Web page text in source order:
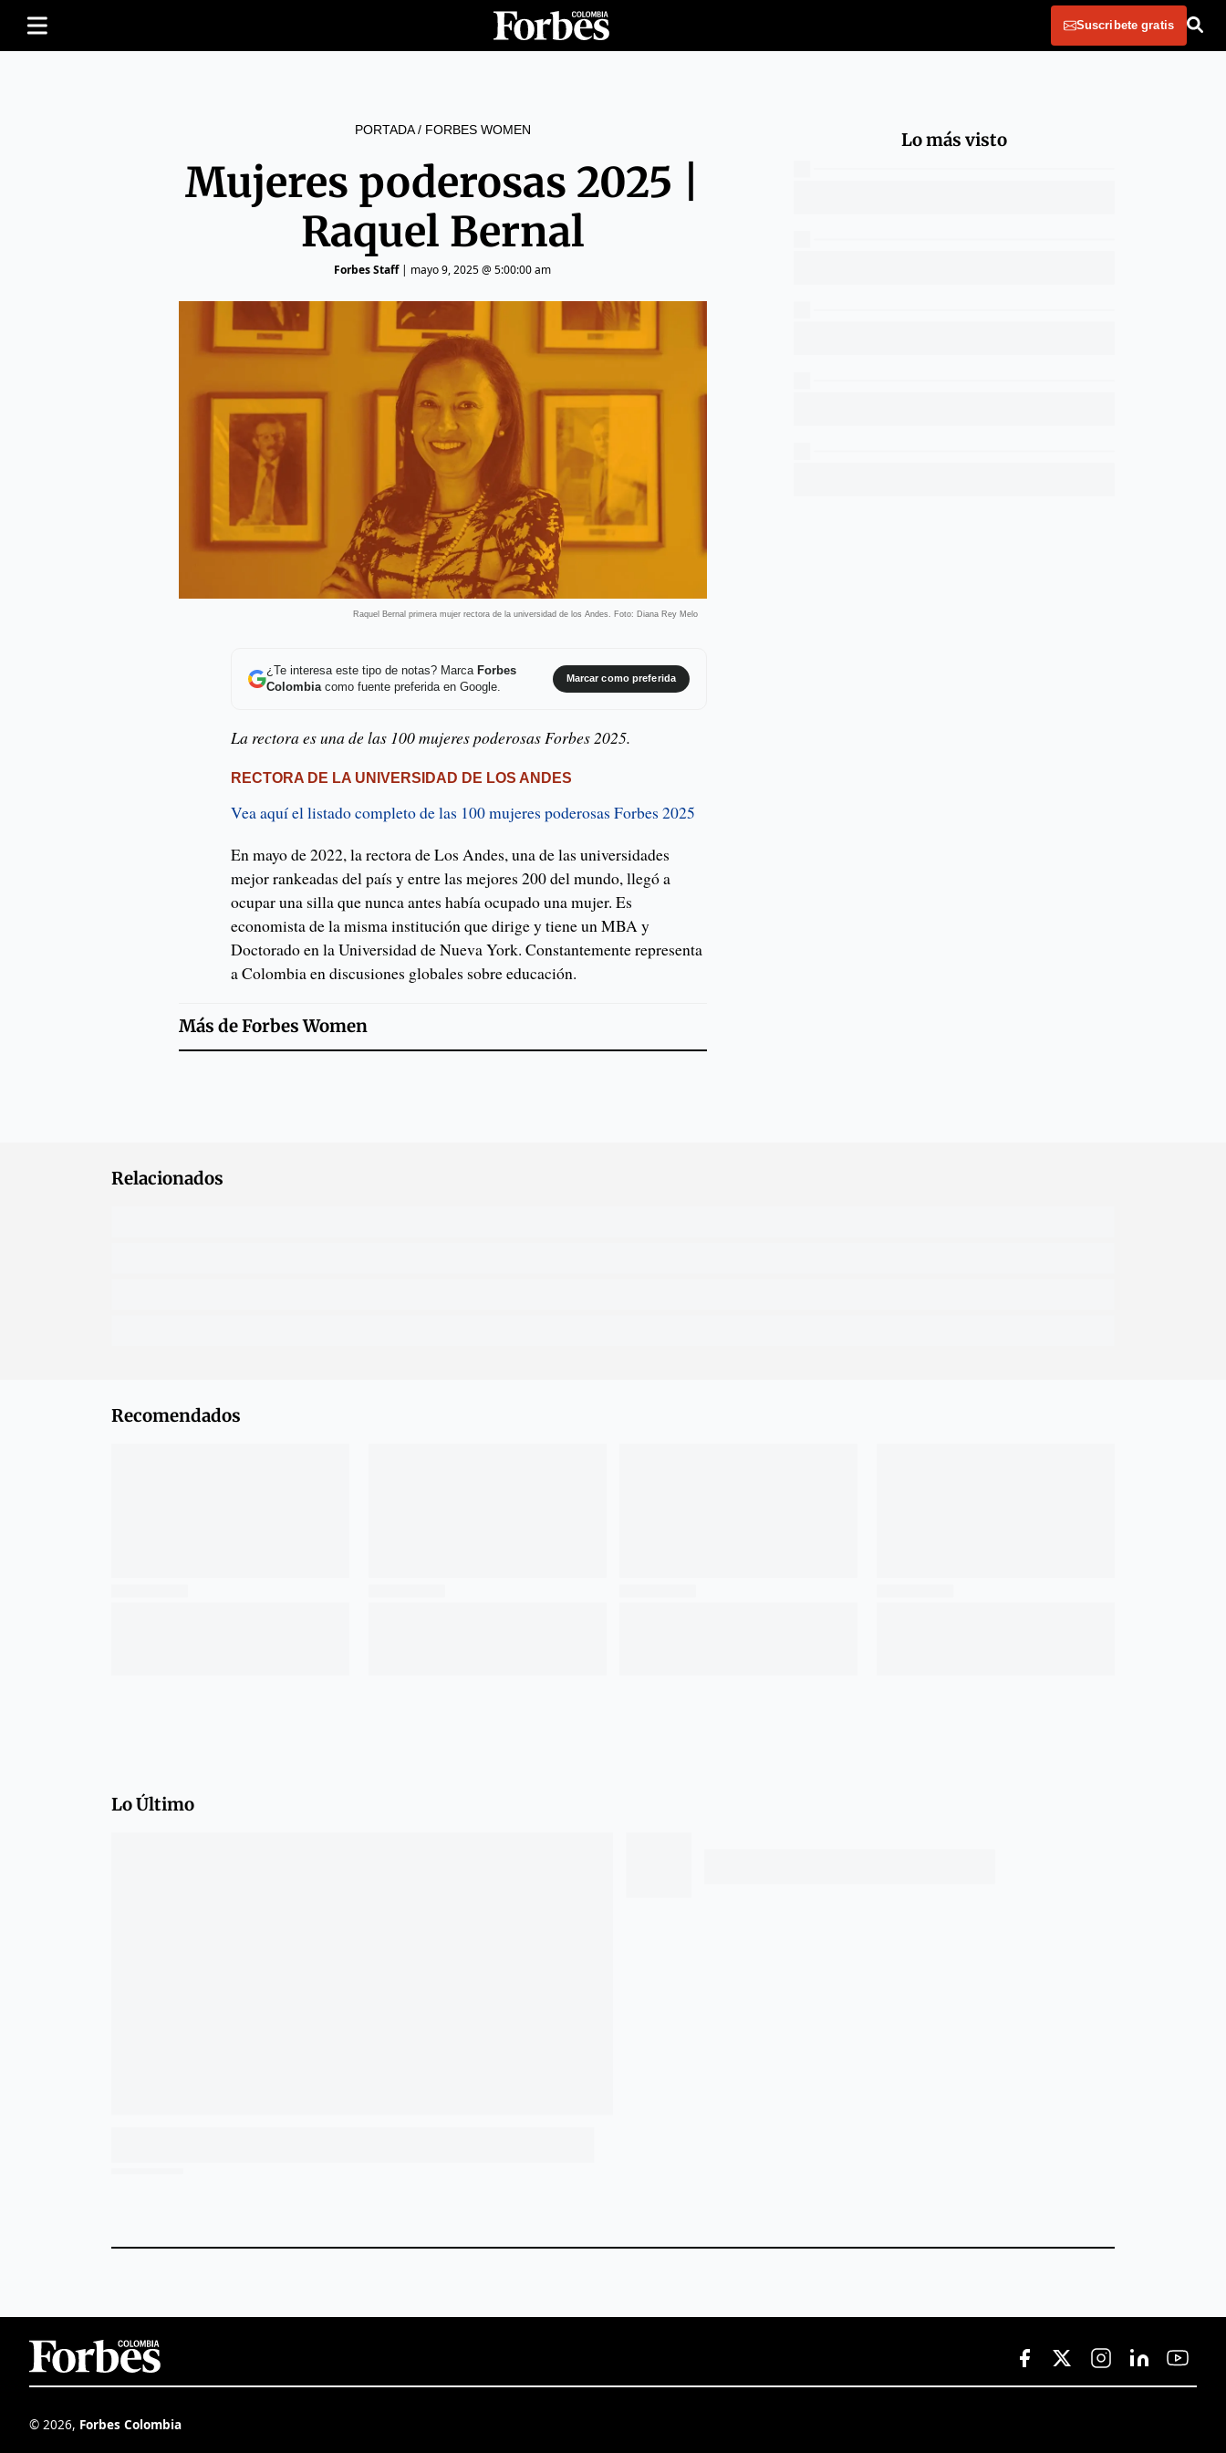
Suscribete gratis
PORTADA/ FORBES WOMEN
Mujeres poderosas 2025 |
Raquel Bernal
Forbes Staff| mayo 9, 2025 @ 5:00:00 am
Raquel Bernal primera mujer rectora de la universidad de los Andes. Foto: Diana Rey Melo
¿Te interesa este tipo de notas? Marca Forbes
Colombiacomo fuente preferida en Google.
Marcar como preferida
La rectora es una de las 100 mujeres poderosas Forbes 2025.
RECTORA DE LA UNIVERSIDAD DE LOS ANDES
Vea aquí el listado completo de las 100 mujeres poderosas Forbes 2025
En mayo de 2022, la rectora de Los Andes, una de las universidades
mejor rankeadas del país y entre las mejores 200 del mundo, llegó a
ocupar una silla que nunca antes había ocupado una mujer. Es
economista de la misma institución que dirige y tiene un MBA y
Doctorado en la Universidad de Nueva York. Constantemente representa
a Colombia en discusiones globales sobre educación.
Más deForbes Women
Lo más visto
Relacionados
Recomendados
Lo Último
© 2026, Forbes Colombia